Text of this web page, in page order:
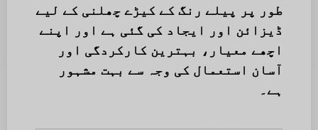
طور پر پیلے رنگ کے کیڑے چھلنی کے لیے
ڈیزائن اور ایجاد کی گئی ہے اور اپنے
اچھے معیار، بہترین کارکردگی اور
آسان استعمال کی وجہ سے بہت مشہور
ہے۔